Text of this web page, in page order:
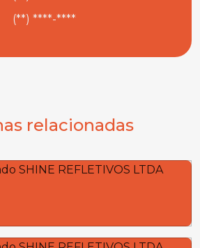
(**) ****-****
relacionadas